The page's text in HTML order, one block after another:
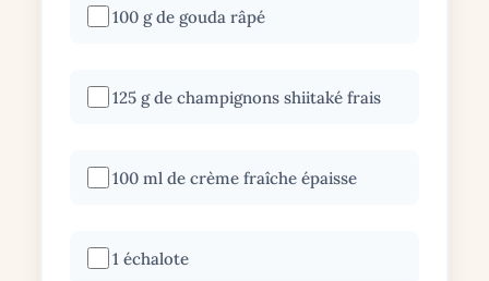
100 g de gouda râpé
125 g de champignons shiitaké frais
100 ml de crème fraîche épaisse
1 échalote